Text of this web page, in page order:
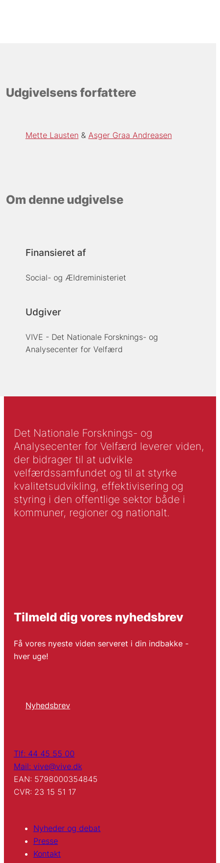
Udgivelsens forfattere
Mette Lausten Asger Graa Andreasen
Om denne udgivelse
Finansieret af
Social- og Ældreministeriet
Udgiver
VIVE - Det Nationale Forsknings- og
Analysecenter for Velfærd
Det Nationale Forsknings- og
Analysecenter for Velfærd leverer viden,
der bidrager til at udvikle
velfærdssamfundet og til at styrke
kvalitetsudvikling, effektivisering og
styring i den offentlige sektor både i
kommuner, regioner og nationalt.
Tilmeld dig vores nyhedsbrev
Få vores nyeste viden serveret i din indbakke -
hver uge!
Nyhedsbrev
Tlf: 44 45 55 00
Mail: vive@vive.dk
EAN: 5798000354845
CVR: 23 15 51 17
Nyheder og debat
Presse
Kontakt